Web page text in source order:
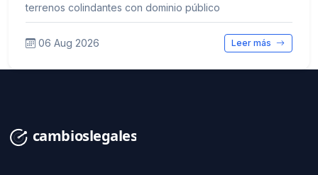
terrenos colindantes con dominio público
06 Aug 2026 Leer más